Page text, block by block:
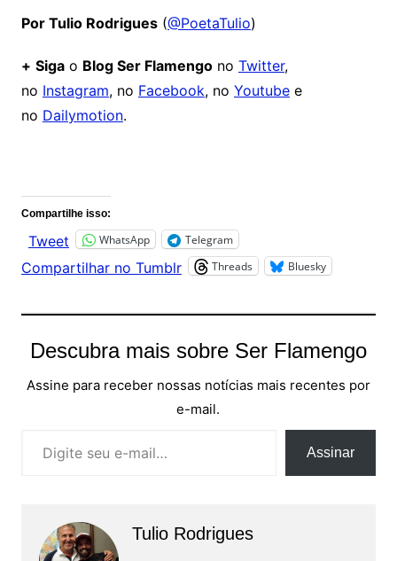
Por Tulio Rodrigues(@PoetaTulio)
+ Sigao Blog Ser Flamengono Twitter,
no Instagram, no Facebook, no Youtubee
no Dailymotion.
Compartilhe isso:
Tweet WhatsApp Telegram
Compartilhar no Tumblr Threads Bluesky
Descubra mais sobre Ser Flamengo
Assine para receber nossas notícias mais recentes por
e-mail.
Assinar
Tulio Rodrigues